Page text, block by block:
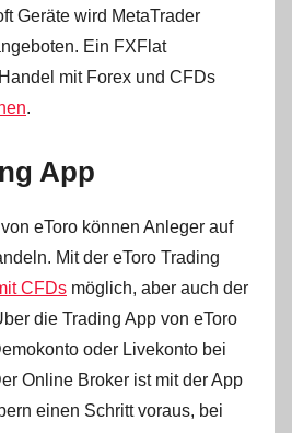
Geräte wird MetaTrader
Ein FXFlat
mit Forex und CFDs
.
App
eToro können Anleger auf
Mit der eToro Trading
CFDs möglich, aber auch der
die Trading App von eToro
oder Livekonto bei
Online Broker ist mit der App
einen Schritt voraus, bei